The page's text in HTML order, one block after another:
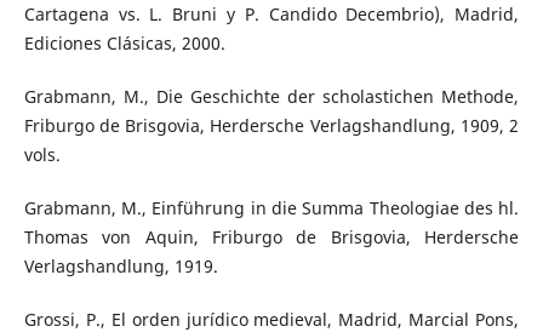
Cartagena vs. L. Bruni y P. Candido Decembrio), Madrid,
Ediciones Clásicas, 2000.
Grabmann, M., Die Geschichte der scholastichen Methode,
Friburgo de Brisgovia, Herdersche Verlagshandlung, 1909, 2
vols.
Grabmann, M., Einführung in die Summa Theologiae des hl.
Thomas von Aquin, Friburgo de Brisgovia, Herdersche
Verlagshandlung, 1919.
Grossi, P., El orden jurídico medieval, Madrid, Marcial Pons,